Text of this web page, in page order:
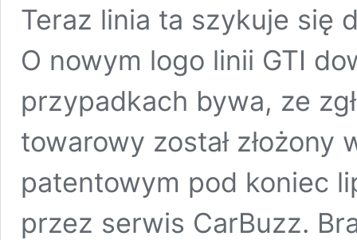
Teraz linia ta szykuje się
O nowym logo linii GTI
przypadkach bywa, ze
towarowy został
patentowym pod koniec
przez serwis CarBuzz.